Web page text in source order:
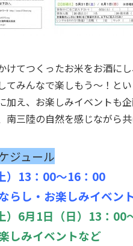
けてつくったお米をお酒にし
てみんなで楽しもう～！とい
加え、お楽しみイベントも企
南三陸の自然を感じながら
ジュール
13：00～16：00
らし・お楽しみイベン
6月1日（日）13：00
しみイベントなど